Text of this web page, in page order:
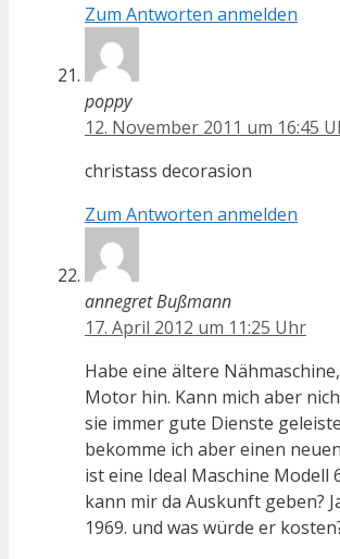
Zum Antworten anmelden
poppy
12. November 2011 um 16:45
christass decorasion
Zum Antworten anmelden
annegret Bußmann
17. April 2012 um 11:25 Uhr
Habe eine ältere
Motor hin. Kann mich aber
sie immer gute Dienste
bekomme ich aber einen
ist eine Ideal Maschine Modell
kann mir da Auskunft geben?
1969. und was würde er